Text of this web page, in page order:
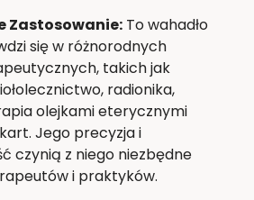
Zastosowanie: To wahadło
się w różnorodnych
takich jak
radionika,
olejkami eterycznymi
Jego precyzja i
czynią z niego niezbędne
i praktyków.